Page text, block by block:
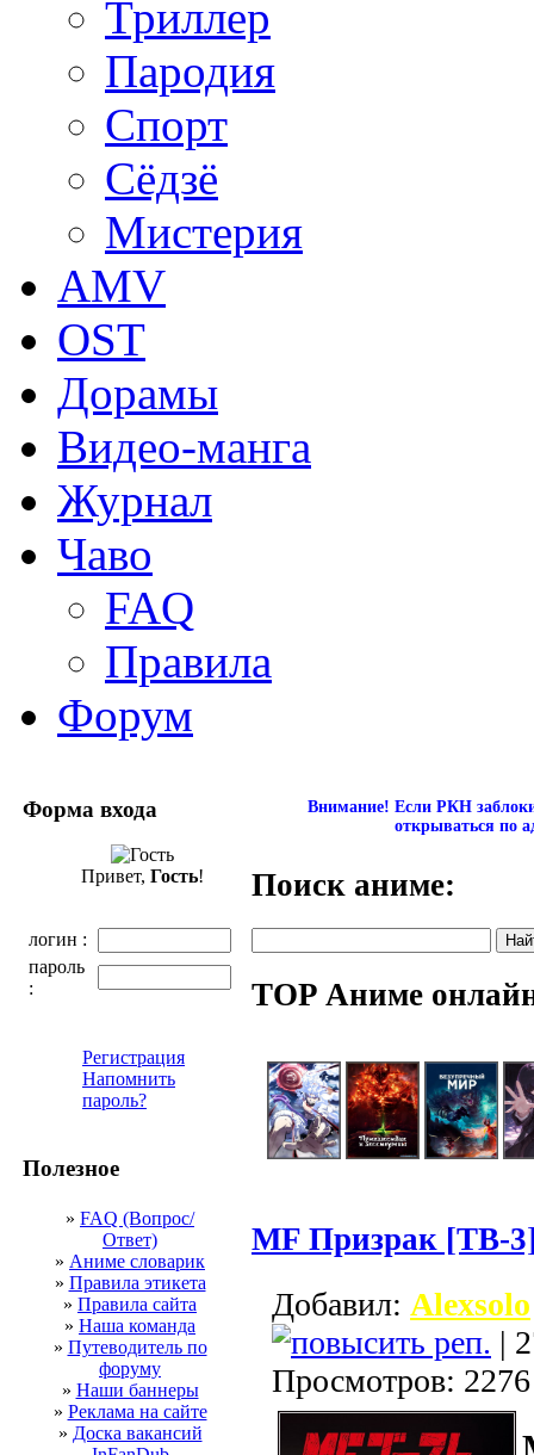
Триллер
Пародия
Спорт
Сёдзё
Мистерия
AMV
OST
Дорамы
Видео-манга
Журнал
Чаво
FAQ
Правила
Форум
Форма входа
Привет, Гость!
логин :
пароль
:
Регистрация
Напомнить
пароль?
Полезное
» FAQ (Вопрос/
Ответ)
» Аниме словарик
» Правила этикета
» Правила сайта
» Наша команда
» Путеводитель по
форуму
» Наши баннеры
» Реклама на сайте
» Доска вакансий
Внимание! Если РКН
открываться по
Поиск аниме:
TOP Аниме
MF Призрак [ТВ-
Добавил: Alexsolo
|
Просмотров: 2276